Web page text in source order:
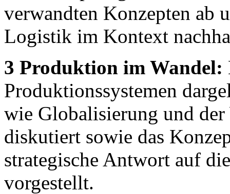
verwandten Konzepten ab
Logistik im Kontext
3 Produktion im Wandel:
Produktionssystemen
wie Globalisierung und
diskutiert sowie das
strategische Antwort auf
vorgestellt.